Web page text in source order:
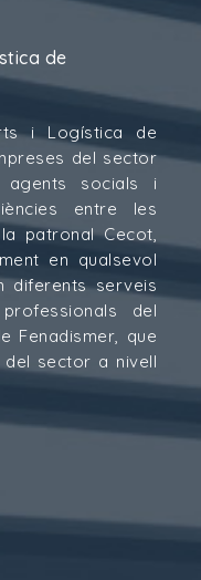
de
i Logística de
del sector
agents socials i
entre les
patronal Cecot,
en qualsevol
diferents serveis
del
Fenadismer, que
sector a nivell